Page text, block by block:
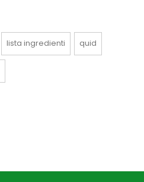
lista ingredienti quid